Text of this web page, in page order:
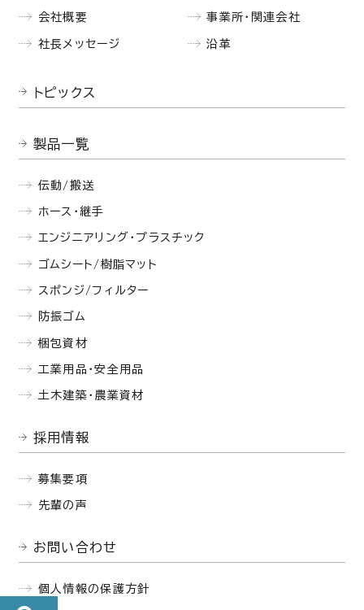
会社概要
社長メッセージ
事業所・関連会社
沿革
トピックス
製品一覧
伝動/搬送
ホース・継手
エンジニアリング・プラスチック
ゴムシート/樹脂マット
スポンジ/フィルター
防振ゴム
梱包資材
工業用品・安全用品
土木建築・農業資材
採用情報
募集要項
先輩の声
お問い合わせ
個人情報の保護方針